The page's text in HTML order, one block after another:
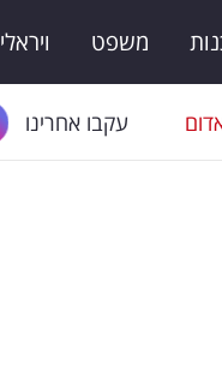
משפט ויראלי
עקבו אחרינו